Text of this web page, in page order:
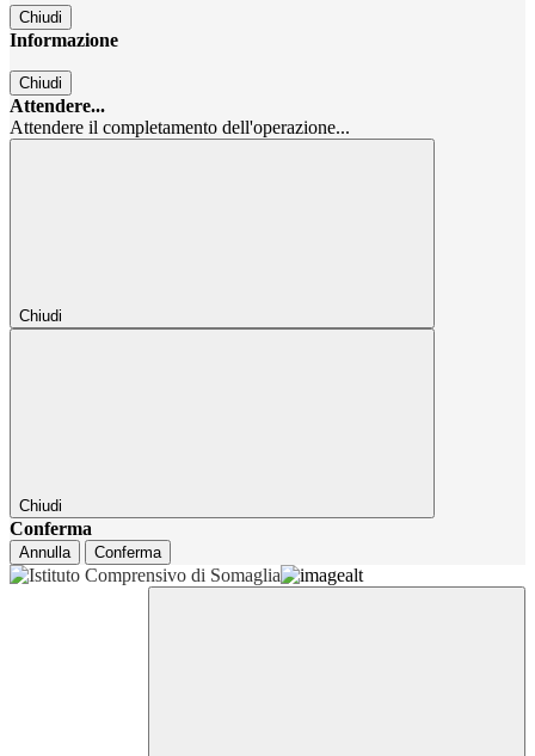
Chiudi
Informazione
Chiudi
Attendere...
Attendere il completamento dell'operazione...
Chiudi
Chiudi
Conferma
Annulla Conferma